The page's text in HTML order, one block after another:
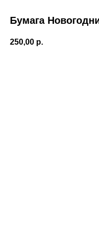
Бумага
250,00 р.